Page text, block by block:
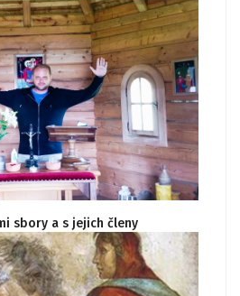
sbory a s jejich členy